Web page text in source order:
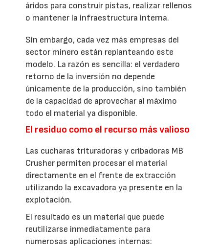
áridos para construir pistas, realizar rellenos
o mantener la infraestructura interna.
Sin embargo, cada vez más empresas del
sector minero están replanteando este
modelo. La razón es sencilla: el verdadero
retorno de la inversión no depende
únicamente de la producción, sino también
de la capacidad de aprovechar al máximo
todo el material ya disponible.
El residuo como el recurso más valioso
Las cucharas trituradoras y cribadoras MB
Crusher permiten procesar el material
directamente en el frente de extracción
utilizando la excavadora ya presente en la
explotación.
El resultado es un material que puede
reutilizarse inmediatamente para
numerosas aplicaciones internas: